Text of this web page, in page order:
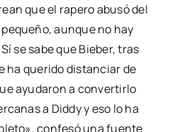
que el rapero abusó del
aunque no hay
se sabe que Bieber, tras
ha querido distanciar de
ayudaron a convertirlo
a Diddy y eso lo ha
confesó una fuente